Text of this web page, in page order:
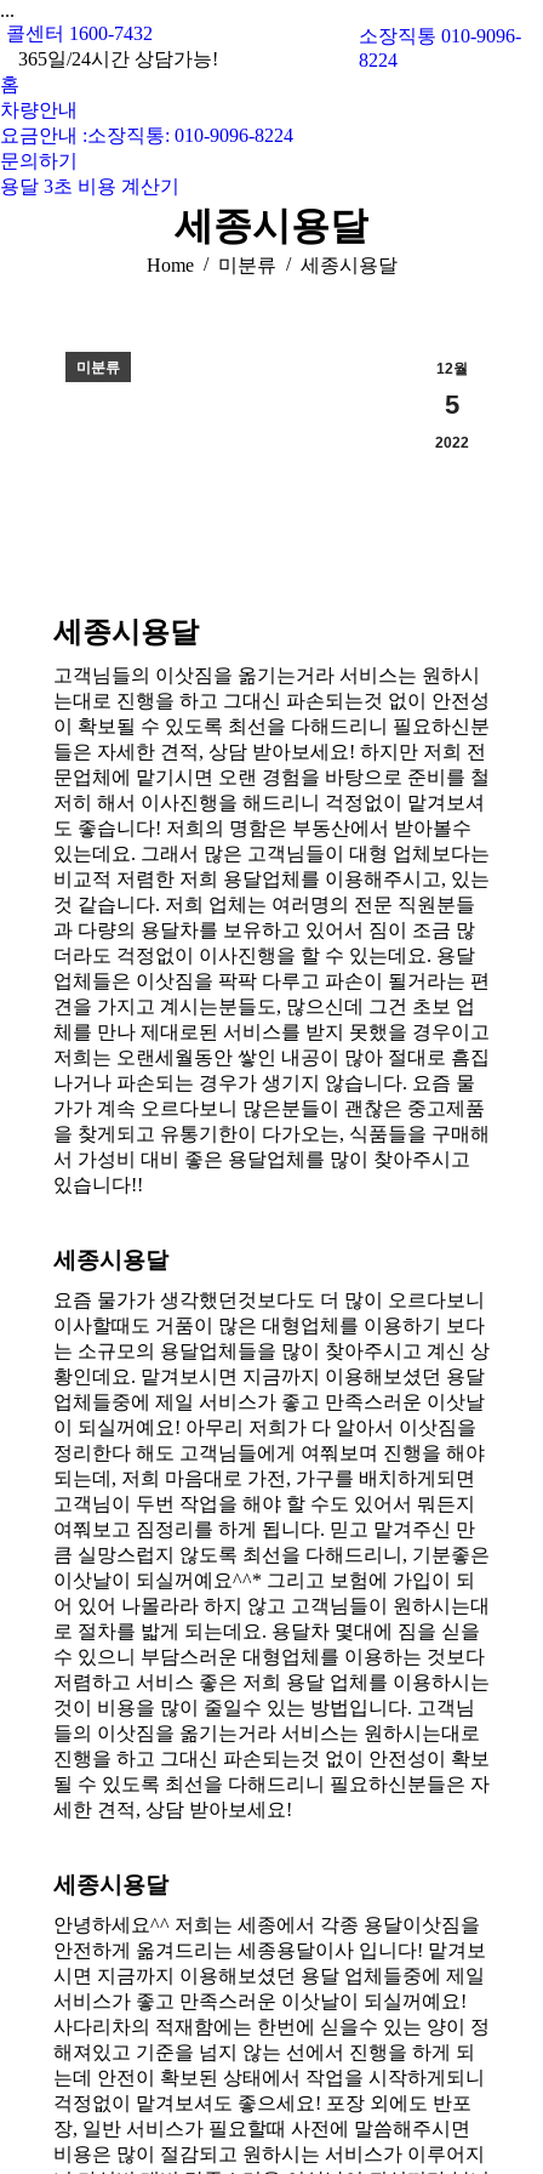
...
콜센터 1600-7432
365일/24시간 상담가능!
소장직통 010-9096-
8224
홈
차량안내
요금안내 :소장직통: 010-9096-8224
문의하기
용달 3초 비용 계산기
세종시용달
You are here:
Home 미분류 세종시용달
12월
5
2022
미분류
세종시용달
고객님들의 이삿짐을 옮기는거라 서비스는 원하시
는대로 진행을 하고 그대신 파손되는것 없이 안전성
이 확보될 수 있도록 최선을 다해드리니 필요하신분
들은 자세한 견적, 상담 받아보세요! 하지만 저희 전
문업체에 맡기시면 오랜 경험을 바탕으로 준비를 철
저히 해서 이사진행을 해드리니 걱정없이 맡겨보셔
도 좋습니다! 저희의 명함은 부동산에서 받아볼수
있는데요. 그래서 많은 고객님들이 대형 업체보다는
비교적 저렴한 저희 용달업체를 이용해주시고, 있는
것 같습니다. 저희 업체는 여러명의 전문 직원분들
과 다량의 용달차를 보유하고 있어서 짐이 조금 많
더라도 걱정없이 이사진행을 할 수 있는데요. 용달
업체들은 이삿짐을 팍팍 다루고 파손이 될거라는 편
견을 가지고 계시는분들도, 많으신데 그건 초보 업
체를 만나 제대로된 서비스를 받지 못했을 경우이고
저희는 오랜세월동안 쌓인 내공이 많아 절대로 흠집
나거나 파손되는 경우가 생기지 않습니다. 요즘 물
가가 계속 오르다보니 많은분들이 괜찮은 중고제품
을 찾게되고 유통기한이 다가오는, 식품들을 구매해
서 가성비 대비 좋은 용달업체를 많이 찾아주시고
있습니다!!
세종시용달
요즘 물가가 생각했던것보다도 더 많이 오르다보니
이사할때도 거품이 많은 대형업체를 이용하기 보다
는 소규모의 용달업체들을 많이 찾아주시고 계신 상
황인데요. 맡겨보시면 지금까지 이용해보셨던 용달
업체들중에 제일 서비스가 좋고 만족스러운 이삿날
이 되실꺼예요! 아무리 저희가 다 알아서 이삿짐을
정리한다 해도 고객님들에게 여쭤보며 진행을 해야
되는데, 저희 마음대로 가전, 가구를 배치하게되면
고객님이 두번 작업을 해야 할 수도 있어서 뭐든지
여쭤보고 짐정리를 하게 됩니다. 믿고 맡겨주신 만
큼 실망스럽지 않도록 최선을 다해드리니, 기분좋은
이삿날이 되실꺼예요^^* 그리고 보험에 가입이 되
어 있어 나몰라라 하지 않고 고객님들이 원하시는대
로 절차를 밟게 되는데요. 용달차 몇대에 짐을 싣을
수 있으니 부담스러운 대형업체를 이용하는 것보다
저렴하고 서비스 좋은 저희 용달 업체를 이용하시는
것이 비용을 많이 줄일수 있는 방법입니다. 고객님
들의 이삿짐을 옮기는거라 서비스는 원하시는대로
진행을 하고 그대신 파손되는것 없이 안전성이 확보
될 수 있도록 최선을 다해드리니 필요하신분들은 자
세한 견적, 상담 받아보세요!
세종시용달
안녕하세요^^ 저희는 세종에서 각종 용달이삿짐을
안전하게 옮겨드리는 세종용달이사 입니다! 맡겨보
시면 지금까지 이용해보셨던 용달 업체들중에 제일
서비스가 좋고 만족스러운 이삿날이 되실꺼예요!
사다리차의 적재함에는 한번에 싣을수 있는 양이 정
해져있고 기준을 넘지 않는 선에서 진행을 하게 되
는데 안전이 확보된 상태에서 작업을 시작하게되니
걱정없이 맡겨보셔도 좋으세요! 포장 외에도 반포
장, 일반 서비스가 필요할때 사전에 말씀해주시면
비용은 많이 절감되고 원하시는 서비스가 이루어지